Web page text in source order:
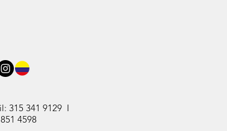
315 341 9129 I
4598